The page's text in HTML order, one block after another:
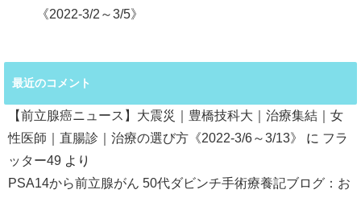
《2022-3/2～3/5》
最近のコメント
【前立腺癌ニュース】大震災｜豊橋技科大｜治療集結｜女
性医師｜直腸診｜治療の選び方《2022-3/6～3/13》
に フラ
ッター49 より
PSA14から前立腺がん 50代ダビンチ手術療養記ブログ：お